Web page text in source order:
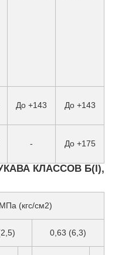
До +143 До +143
- До +175
КЛАССОВ Б(I),
(кгс/см2)
0,63 (6,3)